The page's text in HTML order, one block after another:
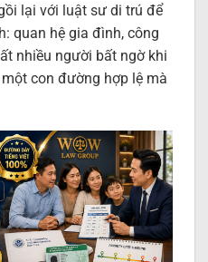
lại với luật sư di trú để
quan hệ gia đình, công
nhiều người bất ngờ khi
con đường hợp lệ mà